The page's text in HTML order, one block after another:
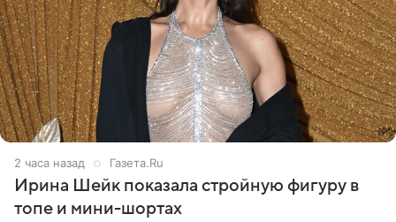
2 часа назад Газета.Ru
Ирина Шейк показала стройную фигуру в
топе и мини-шортах